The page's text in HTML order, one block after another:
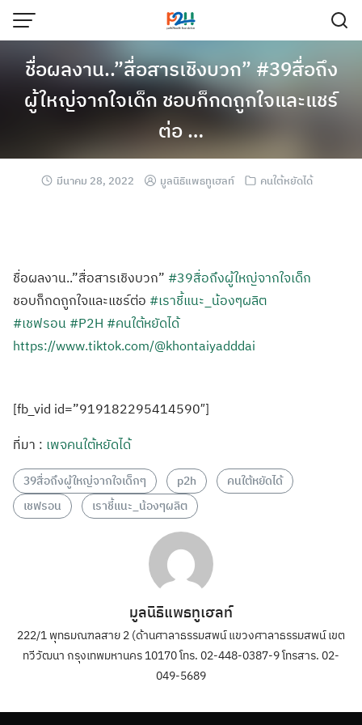
ชื่อผลงาน..”สื่อสารเชิงบวก” #39สื่อถึง
ผู้ใหญ่จากใจเด็ก ชอบก็กดถูกใจและแชร์
ต่อ …
มีนาคม 28, 2022 มูลนิธิแพธทูเฮลท์ คนใต้หยัดได้
ชื่อผลงาน..”สื่อสารเชิงบวก” #39สื่อถึงผู้ใหญ่จากใจเด็ก
ชอบก็กดถูกใจและแชร์ต่อ #เราชี้แนะ_น้องๆผลิต
#เชฟรอน #P2H #คนใต้หยัดได้
https://www.tiktok.com/@khontaiyadddai
[fb_vid id=”919182295414590″]
ที่มา : เพจคนใต้หยัดได้
39สื่อถึงผู้ใหญ่จากใจเด็กๆ p2h
คนใต้หยัดได้
เชฟรอน
เราชี้แนะ_น้องๆผลิต
มูลนิธิแพธทูเฮลท์
222/1 พุทธมณฑลสาย 2 (ด้านศาลาธรรมสพน์ แขวงศาลาธรรมสพน์ เขต
ทวีวัฒนา กรุงเทพมหานคร 10170 โทร. 02-448-0387-9 โทรสาร. 02-
049-5689